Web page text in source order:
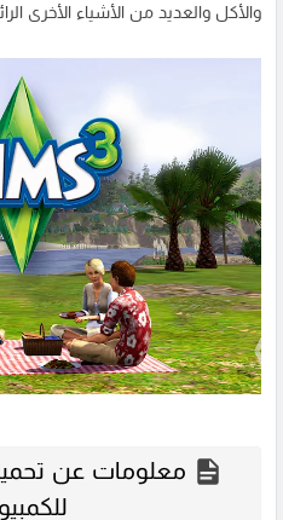
والأكل والعديد من الأشياء الأخرى